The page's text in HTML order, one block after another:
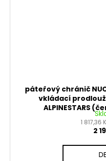
páteřový chránič
vkládací
ALPINESTARS
1 817,36
2